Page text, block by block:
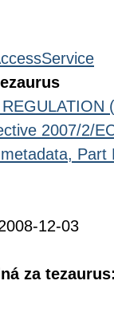
2007/2/
12-03
za